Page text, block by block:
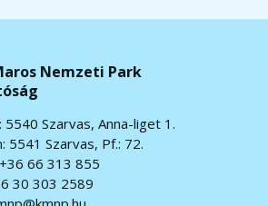
Nemzeti Park
5540 Szarvas, Anna-liget 1.
5541 Szarvas, Pf.: 72.
66 313 855
30 303 2589